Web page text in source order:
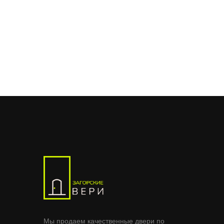
Мы продаем качественные двери по